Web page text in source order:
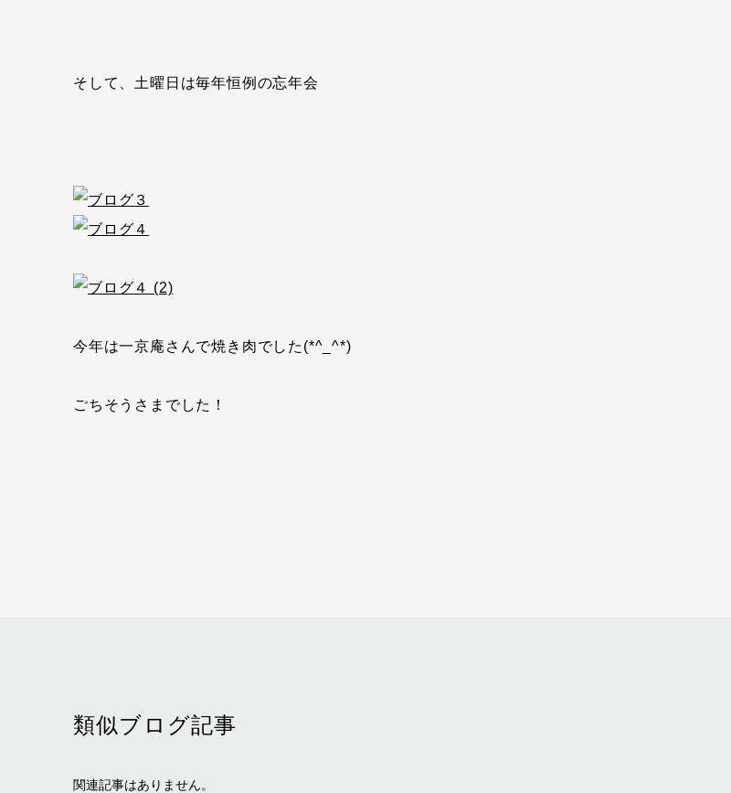
そして、土曜日は毎年恒例の忘年会
今年は一京庵さんで焼き肉でした(*^_^*)
ごちそうさまでした！
類似ブログ記事
関連記事はありません。